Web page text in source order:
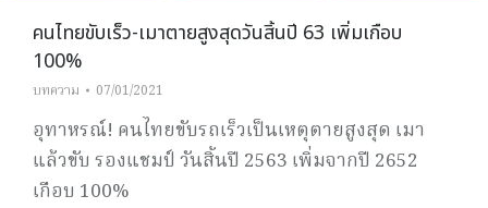
คนไทยขับเร็ว-เมาตายสูงสุดวันสิ้นปี 63 เพิ่มเกือบ
100%
บทความ 07/01/2021
อุทาหรณ์! คนไทยขับรถเร็วเป็นเหตุตายสูงสุด เมา
แล้วขับ รองแชมป์ วันสิ้นปี 2563 เพิ่มจากปี 2652
เกือบ 100%